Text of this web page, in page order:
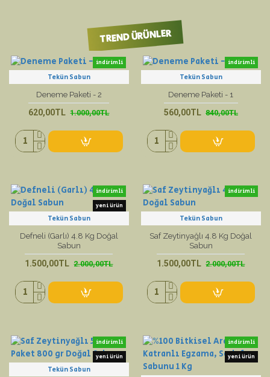
TREND ÜRÜNLER
indirimli
Tekün Sabun
Deneme Paketi - 2
620,00TL 1.000,00TL
indirimli
Tekün Sabun
Deneme Paketi - 1
560,00TL 840,00TL
indirimli
yeni ürün
Tekün Sabun
Defneli (Garlı) 4.8 Kg Doğal
Sabun
1.500,00TL 2.000,00TL
indirimli
Tekün Sabun
Saf Zeytinyağlı 4.8 Kg Doğal
Sabun
1.500,00TL 2.000,00TL
indirimli
yeni ürün
Tekün Sabun
indirimli
yeni ürün